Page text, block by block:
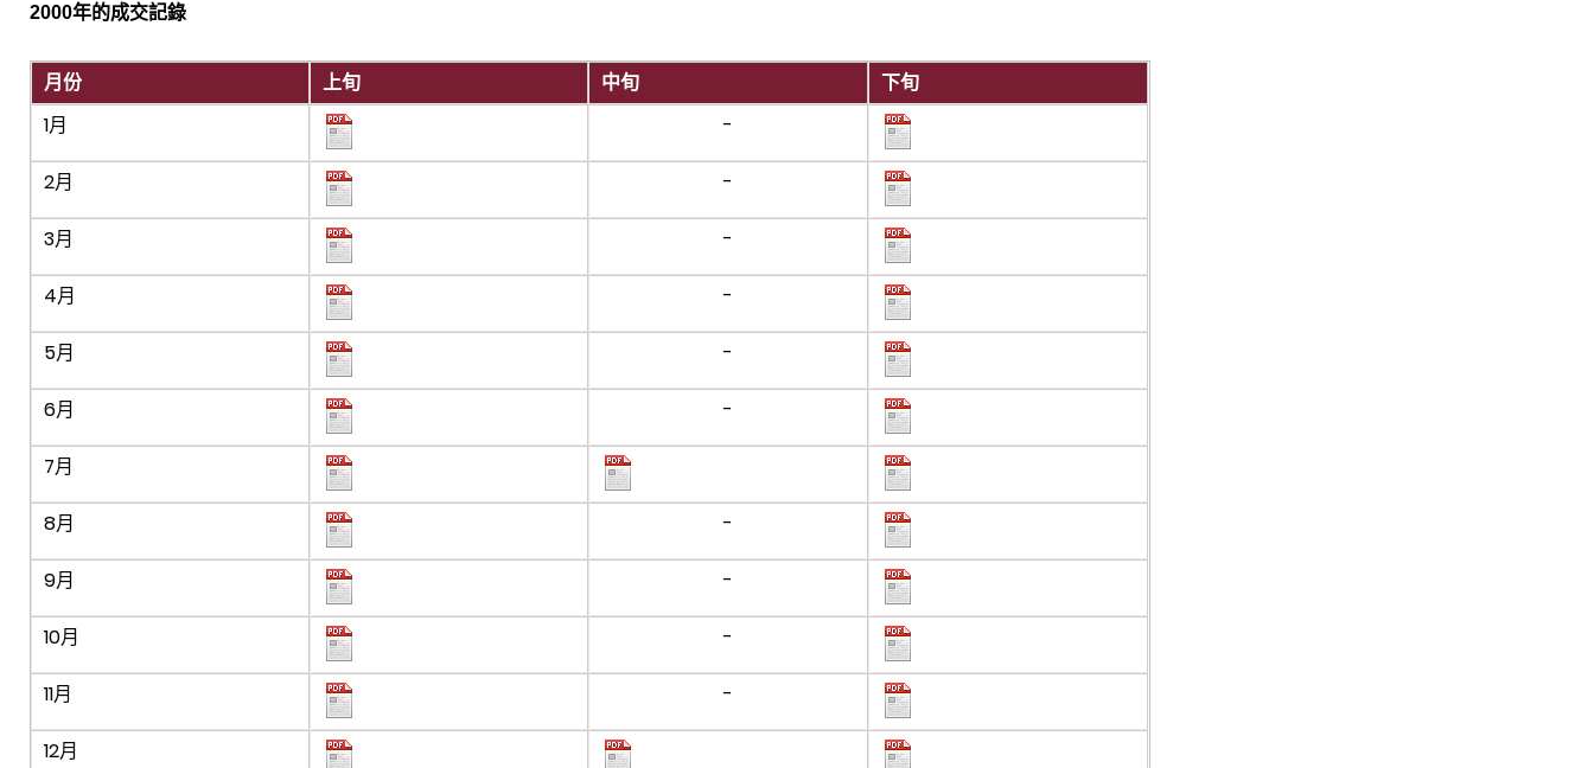
2000年的成交記錄
月份 上旬 中旬
下旬
1月
-
2月 -
3月 -
4月 -
5月 -
6月 -
7月
8月 -
9月 -
10月 -
11月 -
12月